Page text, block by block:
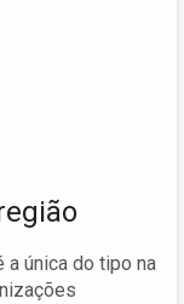
a única do tipo na